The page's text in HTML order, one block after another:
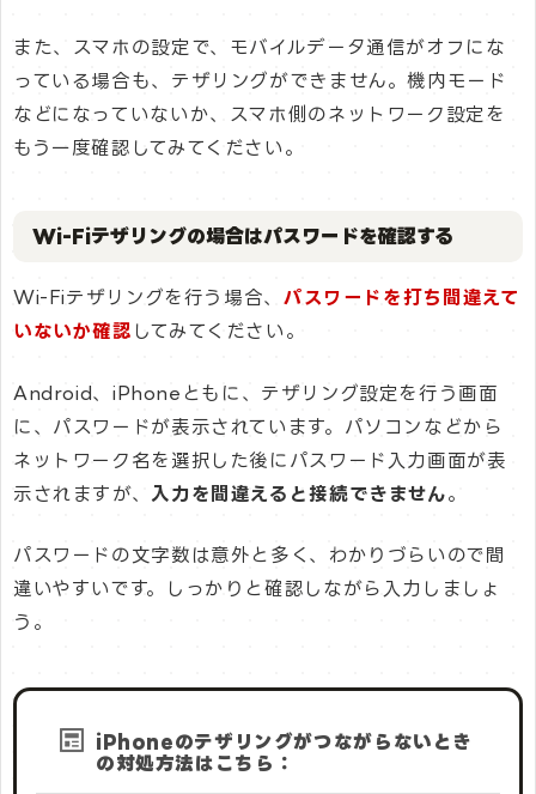
また、スマホの設定で、モバイルデータ通信がオフにな
っている場合も、テザリングができません。機内モード
などになっていないか、スマホ側のネットワーク設定を
もう一度確認してみてください。
Wi-Fiテザリングの場合はパスワードを確認する
Wi-Fiテザリングを行う場合、 パスワードを打ち間違えて
いないか確認 してみてください。
Android、iPhoneともに、テザリング設定を行う画面
に、パスワードが表示されています。パソコンなどから
ネットワーク名を選択した後にパスワード入力画面が表
示されますが、 入力を間違えると接続できません。
パスワードの文字数は意外と多く、わかりづらいので間
違いやすいです。しっかりと確認しながら入力しましょ
う。
iPhoneのテザリングがつながらないとき
の対処方法はこちら：